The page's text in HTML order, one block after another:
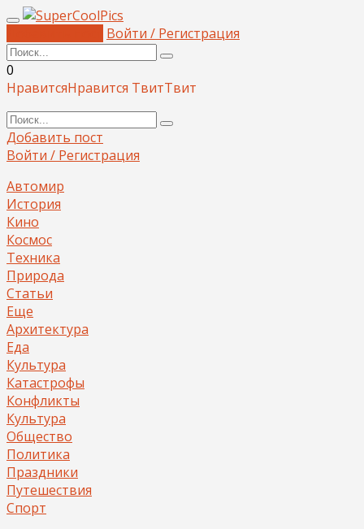
Войти / Регистрация
0
НравитсяНравится ТвитТвит
Добавить пост
Войти / Регистрация
Автомир
История
Кино
Космос
Техника
Природа
Статьи
Еще
Архитектура
Еда
Культура
Катастрофы
Конфликты
Культура
Общество
Политика
Праздники
Путешествия
Спорт